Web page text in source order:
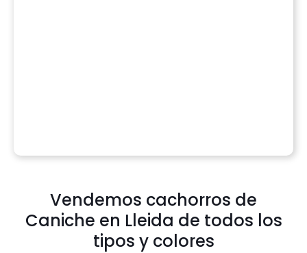
Vendemos cachorros de
Caniche en Lleida de todos los
tipos y colores